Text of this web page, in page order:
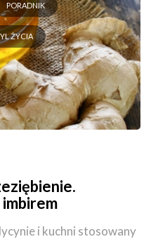
PORADNIK
ŻYCIA
i kuchni stosowany